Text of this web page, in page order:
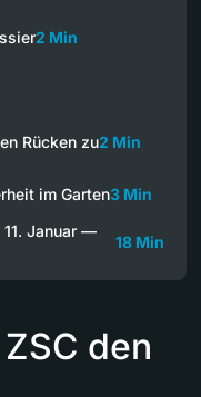
2 Min
Rücken zu2 Min
im Garten3 Min
Januar —
18 Min
den